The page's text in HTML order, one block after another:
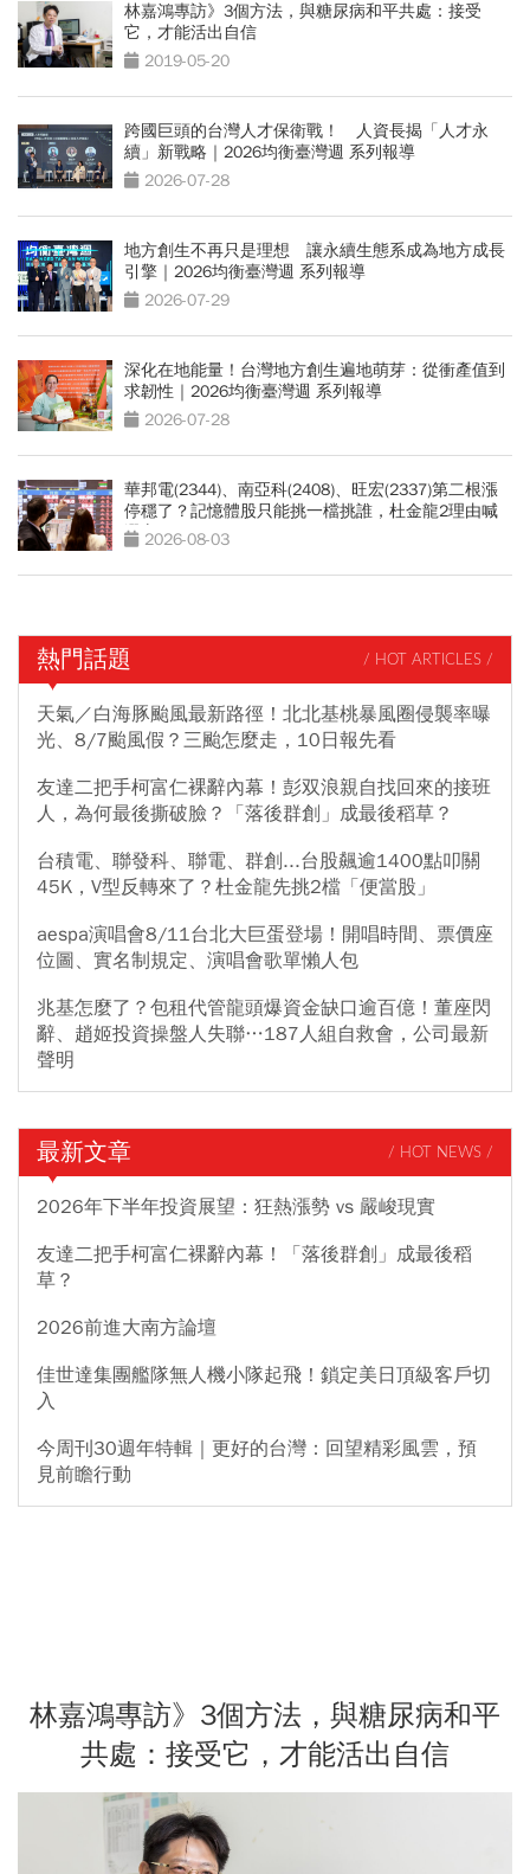
林嘉鴻專訪》3個方法，與糖尿病和平共處：接受
它，才能活出自信
2019-05-20
跨國巨頭的台灣人才保衛戰！ 人資長揭「人才永
續」新戰略｜2026均衡臺灣週 系列報導
2026-07-28
地方創生不再只是理想 讓永續生態系成為地方成長
引擎｜2026均衡臺灣週 系列報導
2026-07-29
深化在地能量！台灣地方創生遍地萌芽：從衝產值到
求韌性｜2026均衡臺灣週 系列報導
2026-07-28
華邦電(2344)、南亞科(2408)、旺宏(2337)第二根漲
停穩了？記憶體股只能挑一檔挑誰，杜金龍2理由喊
選它2026-08-03
熱門話題 / HOT ARTICLES /
天氣／白海豚颱風最新路徑！北北基桃暴風圈侵襲率曝
光、8/7颱風假？三颱怎麼走，10日報先看
友達二把手柯富仁裸辭內幕！彭双浪親自找回來的接班
人，為何最後撕破臉？「落後群創」成最後稻草？
台積電、聯發科、聯電、群創...台股飆逾1400點叩關
45K，V型反轉來了？杜金龍先挑2檔「便當股」
aespa演唱會8/11台北大巨蛋登場！開唱時間、票價座
位圖、實名制規定、演唱會歌單懶人包
兆基怎麼了？包租代管龍頭爆資金缺口逾百億！董座閃
辭、趙姬投資操盤人失聯…187人組自救會，公司最新
聲明
最新文章 / HOT NEWS /
2026年下半年投資展望：狂熱漲勢 vs 嚴峻現實
友達二把手柯富仁裸辭內幕！「落後群創」成最後稻
草？
2026前進大南方論壇
佳世達集團艦隊無人機小隊起飛！鎖定美日頂級客戶切
入
今周刊30週年特輯｜更好的台灣：回望精彩風雲，預
見前瞻行動
林嘉鴻專訪》3個方法，與糖尿病和平
共處：接受它，才能活出自信